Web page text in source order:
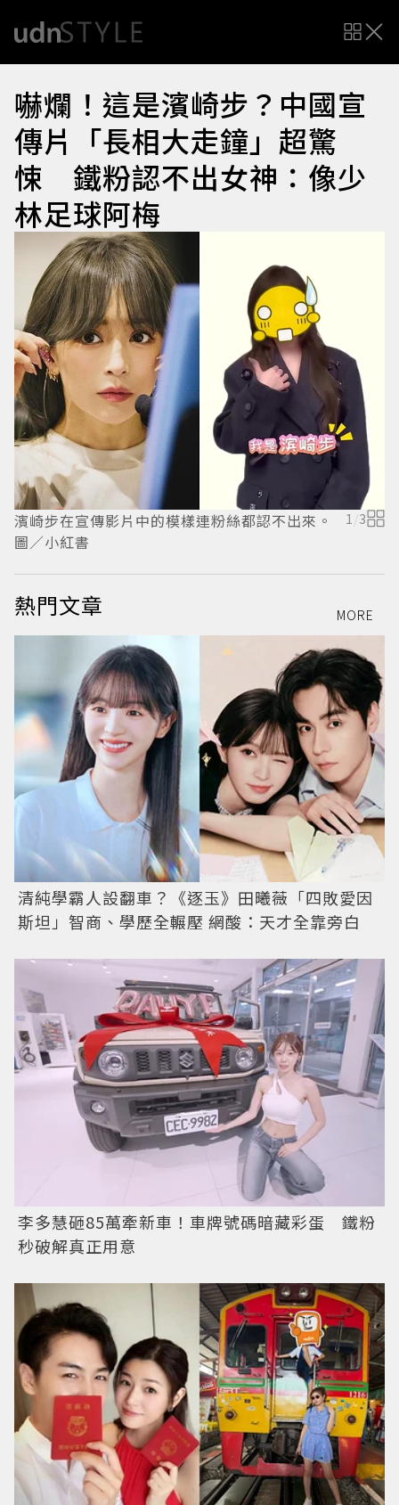
嚇爛！這是濱崎步？中國宣
傳片「長相大走鐘」超驚
悚 鐵粉認不出女神：像少
林足球阿梅
濱崎步在宣傳影片中的模樣連粉絲都認不出來。
圖／小紅書
1/3
熱門文章 MORE
清純學霸人設翻車？《逐玉》田曦薇「四敗愛因
斯坦」智商、學歷全輾壓 網酸：天才全靠旁白
李多慧砸85萬牽新車！車牌號碼暗藏彩蛋 鐵粉
秒破解真正用意